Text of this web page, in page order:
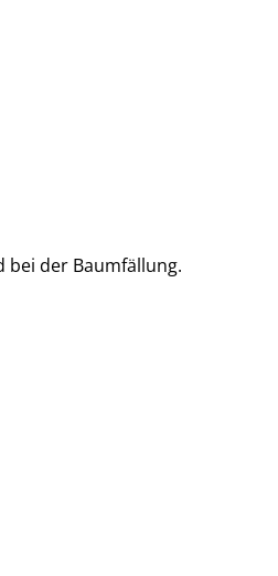
bei der Baumfällung.